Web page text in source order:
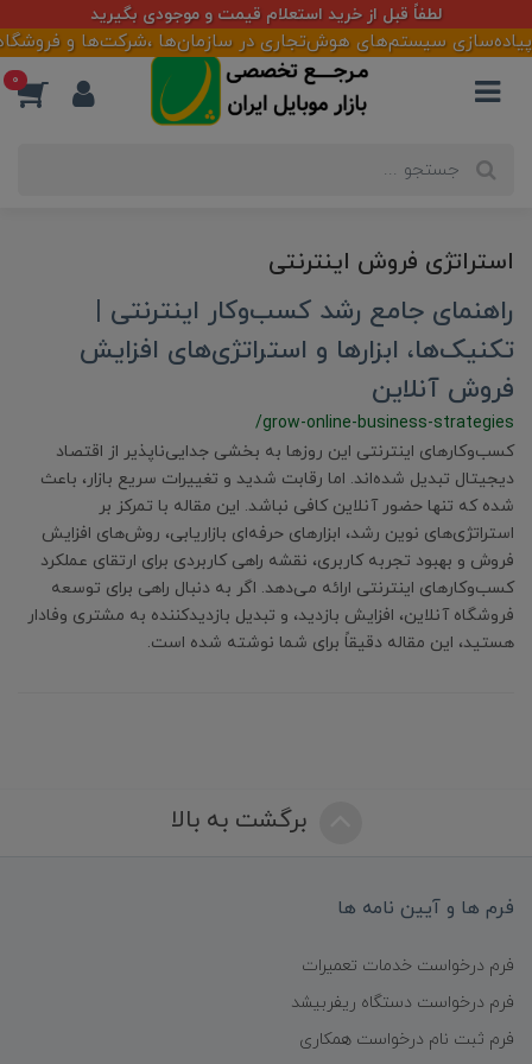
لطفاً قبل از خرید استعلام قیمت و موجودی بگیرید
پیاده‌سازی سیستم‌های هوش‌تجاری در سازمان‌ها ،شرکت‌ها و
0
استراتژی فروش اینترنتی
راهنمای جامع رشد کسب‌وکار اینترنتی |
تکنیک‌ها، ابزارها و استراتژی‌های افزایش
فروش آنلاین
/grow-online-business-strategies
کسب‌وکارهای اینترنتی این روزها به بخشی جدایی‌ناپذیر از اقتصاد
دیجیتال تبدیل شده‌اند. اما رقابت شدید و تغییرات سریع بازار، باعث
شده که تنها حضور آنلاین کافی نباشد. این مقاله با تمرکز بر
استراتژی‌های نوین رشد، ابزارهای حرفه‌ای بازاریابی، روش‌های افزایش
فروش و بهبود تجربه کاربری، نقشه راهی کاربردی برای ارتقای عملکرد
کسب‌وکارهای اینترنتی ارائه می‌دهد. اگر به دنبال راهی برای توسعه
فروشگاه آنلاین، افزایش بازدید، و تبدیل بازدیدکننده به مشتری وفادار
هستید، این مقاله دقیقاً برای شما نوشته شده است.
برگشت به بالا
فرم ها و آیین نامه ها
فرم درخواست خدمات تعمیرات
فرم درخواست دستگاه ریفربیشد
فرم ثبت نام درخواست همکاری